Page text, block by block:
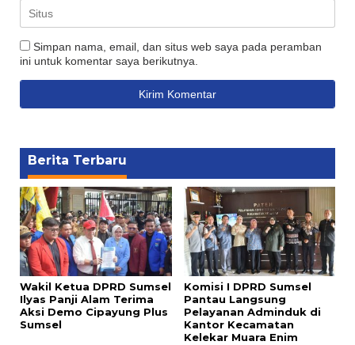
Simpan nama, email, dan situs web saya pada peramban
ini untuk komentar saya berikutnya.
Berita Terbaru
Wakil Ketua DPRD Sumsel
Ilyas Panji Alam Terima
Aksi Demo Cipayung Plus
Sumsel
Komisi I DPRD Sumsel
Pantau Langsung
Pelayanan Adminduk di
Kantor Kecamatan
Kelekar Muara Enim